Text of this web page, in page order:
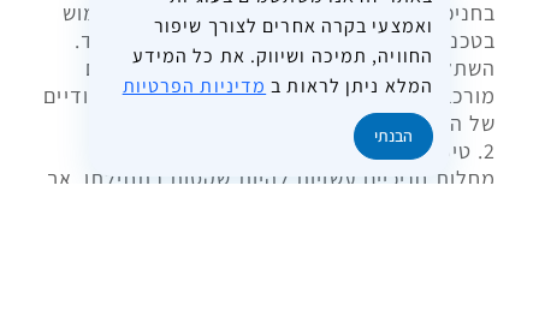
בחניכיים מתכנן ומבצע את ההשתלה, תוך שימוש
בטכנולוגיות מתקדמות כמו הדמיות תלת-ממד.
השתלת שיניים במודיעין מתבצעת גם במקרים
מורכבים של אובדן עצם, בזכות ידע וניסיון ייחודיים
של המומחים.
2. טיפול בדלקות חניכיים:
מחלות חניכיים עשויות להיות שקטות בתחילתן, אך
ואמצעי בקרה אחרים לצורך שיפור
החוויה, תמיכה ושיווק. את כל המידע
המלא ניתן לראות ב מדיניות הפרטיות
הבנתי